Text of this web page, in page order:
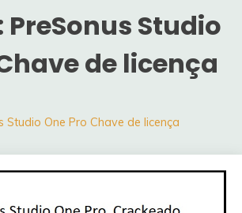
PreSonus Studio
de licença
Studio One Pro Chave de licença